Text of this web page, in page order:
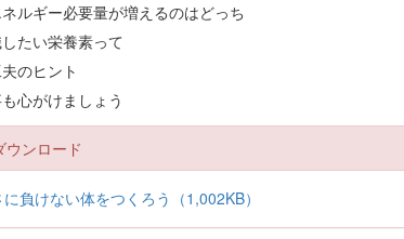
ルギー必要量が増えるのはどっち
たい栄養素って
のヒント
心がけましょう
ダウンロード
負けない体をつくろう（1,002KB）